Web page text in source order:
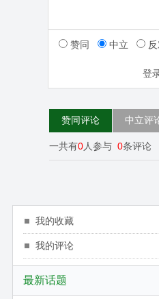
赞同 中立 反
登
赞同评论 中立评
一共有0人参与 0条评论
我的收藏
我的评论
最新话题